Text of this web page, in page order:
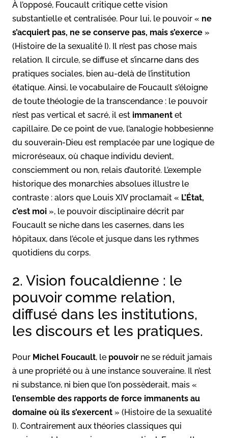
À l’opposé, Foucault critique cette vision
substantielle et centralisée. Pour lui, le pouvoir « ne
s’acquiert pas, ne se conserve pas, mais s’exerce »
(Histoire de la sexualité I). Il n’est pas chose mais
relation. Il circule, se diffuse et s’incarne dans des
pratiques sociales, bien au-delà de l’institution
étatique. Ainsi, le vocabulaire de Foucault s’éloigne
de toute théologie de la transcendance : le pouvoir
n’est pas vertical et sacré, il est immanent et
capillaire. De ce point de vue, l’analogie hobbesienne
du souverain-Dieu est remplacée par une logique de
microréseaux, où chaque individu devient,
consciemment ou non, relais d’autorité. L’exemple
historique des monarchies absolues illustre le
contraste : alors que Louis XIV proclamait « L’État,
c’est moi », le pouvoir disciplinaire décrit par
Foucault se niche dans les casernes, dans les
hôpitaux, dans l’école et jusque dans les rythmes
quotidiens du corps.
2. Vision foucaldienne : le
pouvoir comme relation,
diffusé dans les institutions,
les discours et les pratiques.
Pour Michel Foucault, le pouvoir ne se réduit jamais
à une propriété ou à une instance souveraine. Il n’est
ni substance, ni bien que l’on possèderait, mais «
l’ensemble des rapports de force immanents au
domaine où ils s’exercent » (Histoire de la sexualité
I). Contrairement aux théories classiques qui